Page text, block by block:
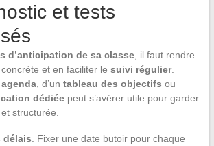
et tests
d’anticipation de sa classe, il faut rendre
et en faciliter le suivi régulier.
, d’un tableau des objectifs ou
dédiéepeut s’avérer utile pour garder
structurée.
délais . Fixer une date butoir pour chaque